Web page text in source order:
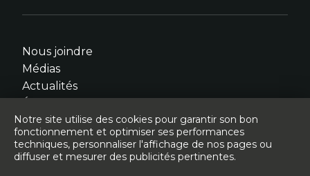
fenêtre.
fenêtre.
fenêtre.
fenêtre.
fenêtre.
Nous joindre
Médias
Actualités
© Université de l'Ontario français - 2026
Notre site utilise des cookies pour garantir son bon
fonctionnement et optimiser ses performances
techniques, personnaliser l'affichage de nos pages ou
diffuser et mesurer des publicités pertinentes.